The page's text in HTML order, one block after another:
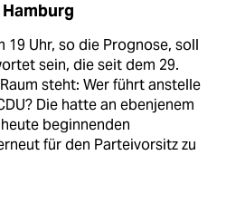
19 Uhr, so die Prognose, soll
sein, die seit dem 29.
steht: Wer führt anstelle
Die hatte an ebenjenem
beginnenden
für den Parteivorsitz zu